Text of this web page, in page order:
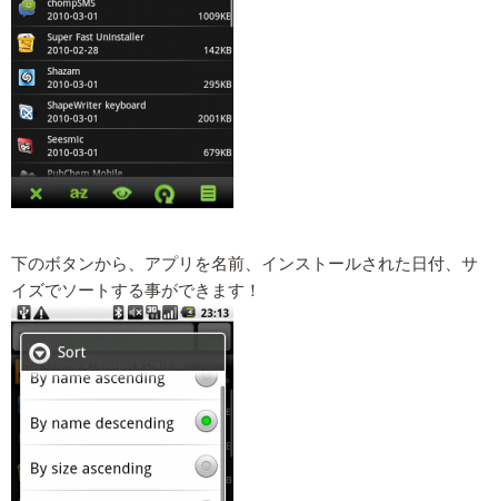
下のボタンから、アプリを名前、インストールされた日付、サ
イズでソートする事ができます！